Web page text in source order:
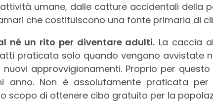
umane, dalle catture accidentali della
che costituiscono una fonte primaria di
né un rito per diventare adulti. La caccia
praticata solo quando vengono avvistate
approvvigionamenti. Proprio per
anno. Non è assolutamente praticata
scopo di ottenere cibo gratuito per la